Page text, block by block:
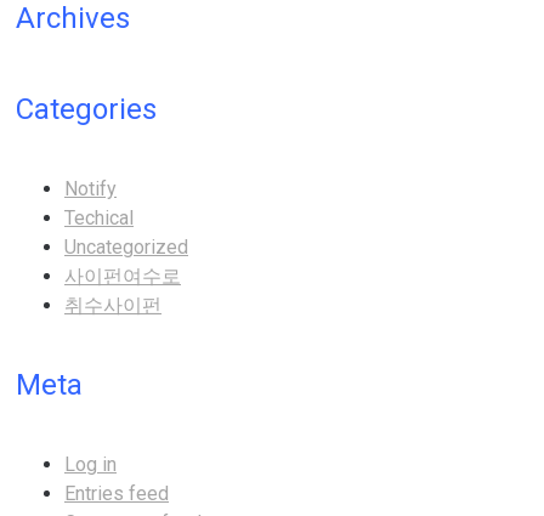
Archives
Categories
Notify
Techical
Uncategorized
사이펀여수로
취수사이펀
Meta
Log in
Entries feed